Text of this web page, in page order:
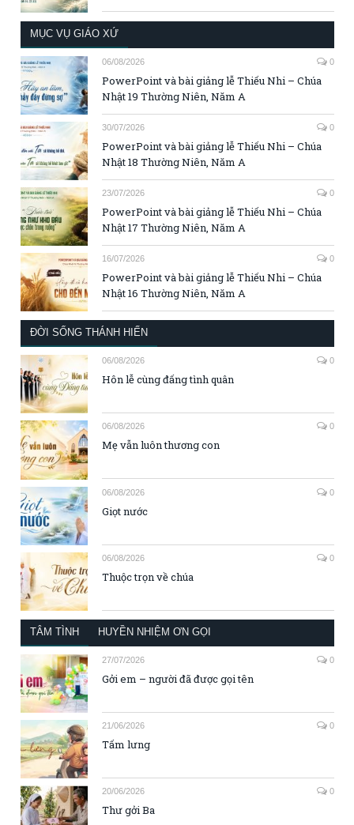
MỤC VỤ GIÁO XỨ
06/08/2026 0
PowerPoint và bài giảng lễ Thiếu Nhi – Chúa
Nhật 19 Thường Niên, Năm A
30/07/2026 0
PowerPoint và bài giảng lễ Thiếu Nhi – Chúa
Nhật 18 Thường Niên, Năm A
23/07/2026 0
PowerPoint và bài giảng lễ Thiếu Nhi – Chúa
Nhật 17 Thường Niên, Năm A
16/07/2026 0
PowerPoint và bài giảng lễ Thiếu Nhi – Chúa
Nhật 16 Thường Niên, Năm A
ĐỜI SỐNG THÁNH HIẾN
06/08/2026 0
Hôn lễ cùng đấng tình quân
06/08/2026 0
Mẹ vẫn luôn thương con
06/08/2026 0
Giọt nước
06/08/2026 0
Thuộc trọn về chúa
TÂM TÌNH HUYỀN NHIỆM ƠN GỌI
27/07/2026 0
Gởi em – người đã được gọi tên
21/06/2026 0
Tấm lưng
20/06/2026 0
Thư gởi Ba